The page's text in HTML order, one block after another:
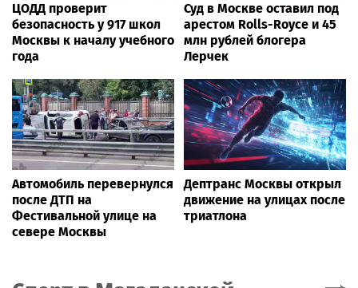
ЦОДД проверит
безопасность у 917 школ
Москвы к началу учебного
года
Суд в Москве оставил под
арестом Rolls-Royce и 45
млн рублей блогера
Лерчек
Автомобиль перевернулся
после ДТП на
Фестивальной улице на
севере Москвы
Дептранс Москвы открыл
движение на улицах после
триатлона